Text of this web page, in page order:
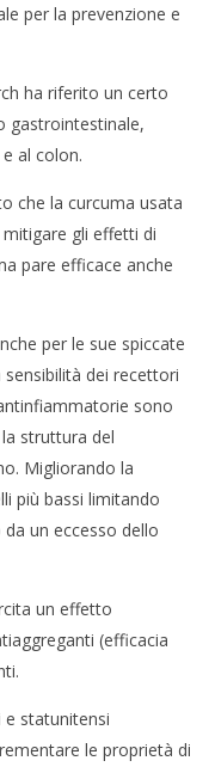
per la prevenzione e
ha riferito un certo
gastrointestinale,
al colon.
che la curcuma usata
gli effetti di
pare efficace anche
per le sue spiccate
dei recettori
sono
struttura del
Migliorando la
più bassi limitando
un eccesso dello
un effetto
(efficacia
statunitensi
le proprietà di